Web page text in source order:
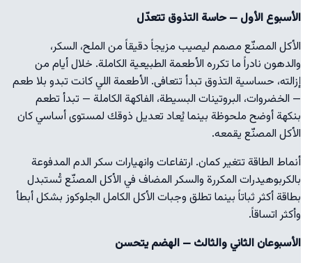
الأسبوع الأول — حاسة التذوق تتعدّل
الأكل المصنّع مصمم ليصيب مزيجاً دقيقاً من الملح، السكر،
والدهون نادراً ما تكرره الأطعمة الطبيعية الكاملة. خلال أيام من
إزالته، حساسية التذوق تبدأ تتعافى. الأطعمة اللي كانت تبدو بلا طعم
— الخضروات، البروتينات البسيطة، الفاكهة الكاملة — تبدأ تطعم
بنكهة أوضح ملحوظة بينما يُعاد تعديل ذوقك لمستوى أساسي كان
الأكل المصنّع يقمعه.
أنماط الطاقة تتغير كمان. ارتفاعات وانهيارات سكر الدم المدفوعة
بالكربوهيدرات المكررة والسكر المضاف في الأكل المصنّع تُستبدل
بطاقة أكثر ثباتاً بينما تطلق وجبات الأكل الكامل الجلوكوز بشكل أبطأ
وأكثر اتساقاً.
الأسبوعان الثاني والثالث — الهضم يتحسن